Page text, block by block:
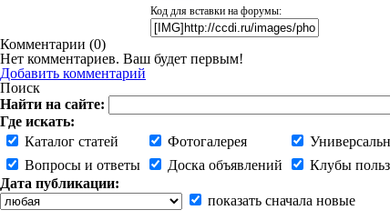
Код для вставки на форумы:
Комментарии (0)
Нет комментариев. Ваш будет первым!
Добавить комментарий
Поиск
Найти на сайте:
Где искать:
Каталог статей
Фотогалерея
Вопросы и ответы
Доска объявлений
Клубы
Дата публикации:
показать сначала новые